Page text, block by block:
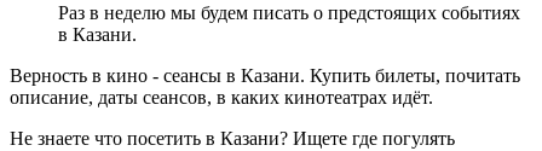
Раз в неделю мы будем писать о предстоящих событиях
в Казани.
Верность в кино - сеансы в Казани. Купить билеты, почитать
описание, даты сеансов, в каких кинотеатрах идёт.
Не знаете что посетить в Казани? Ищете где погулять